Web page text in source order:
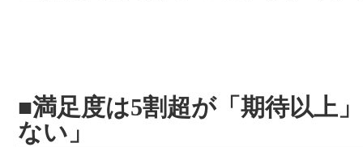
■満足度は5割超が「期待以上
ない」